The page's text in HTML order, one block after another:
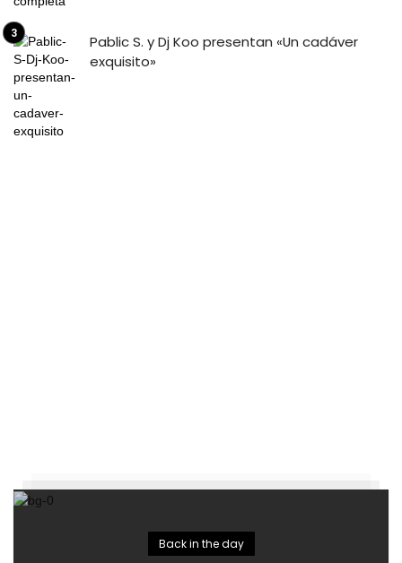
Pablic S. y Dj Koo presentan «Un cadáver
exquisito»
Back in the day